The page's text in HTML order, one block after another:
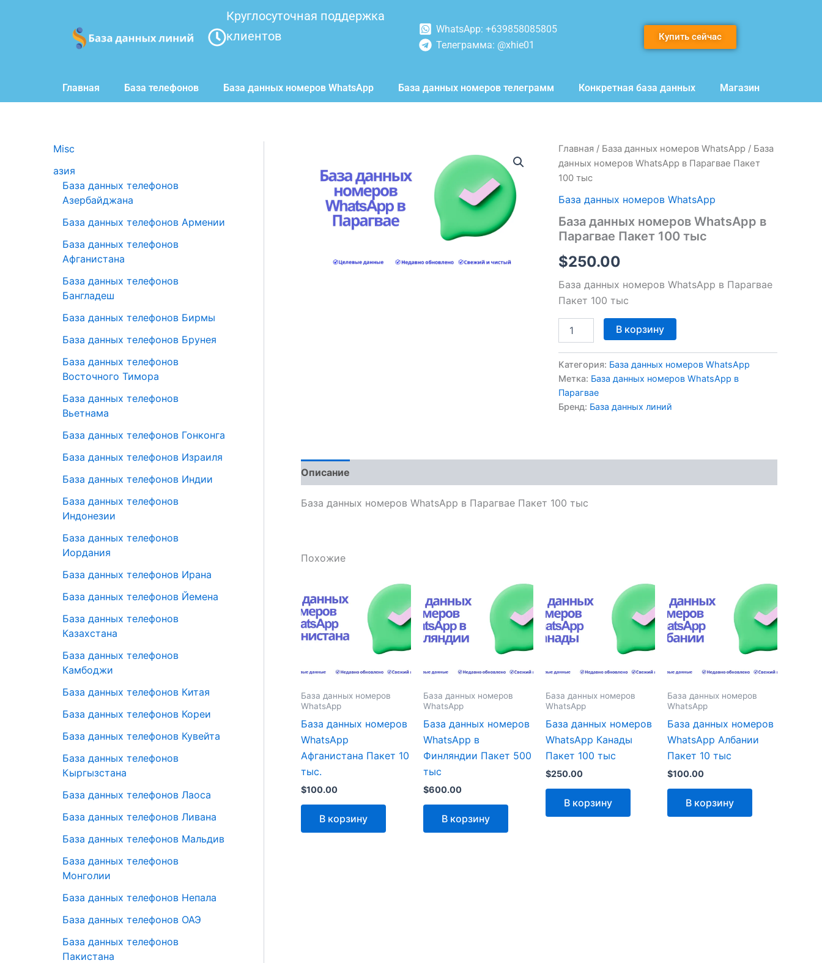
Круглосуточная поддержка
клиентов
WhatsApp: +639858085805
Телеграмма: @xhie01
Купить сейчас
Главная База телефонов База данных номеров WhatsApp База данных номеров телеграмм Конкретная база данных Магазин
Misc
азия
База данных телефонов
Азербайджана
База данных телефонов Армении
База данных телефонов
Афганистана
База данных телефонов
Бангладеш
База данных телефонов Бирмы
База данных телефонов Брунея
База данных телефонов
Восточного Тимора
База данных телефонов
Вьетнама
База данных телефонов Гонконга
База данных телефонов Израиля
База данных телефонов Индии
База данных телефонов
Индонезии
База данных телефонов
Иордания
База данных телефонов Ирана
База данных телефонов Йемена
База данных телефонов
Казахстана
База данных телефонов
Камбоджи
База данных телефонов Китая
База данных телефонов Кореи
База данных телефонов Кувейта
База данных телефонов
Кыргызстана
База данных телефонов Лаоса
База данных телефонов Ливана
База данных телефонов Мальдив
База данных телефонов
Монголии
База данных телефонов Непала
База данных телефонов ОАЭ
База данных телефонов
Пакистана
Главная / База данных номеров WhatsApp / База
данных номеров WhatsApp в Парагвае Пакет
100 тыс
База данных номеров WhatsApp
База данных номеров WhatsApp в
Парагвае Пакет 100 тыс
$250.00
База данных номеров WhatsApp в Парагвае
Пакет 100 тыс
Количество
База
данных
номеров
WhatsApp
в
Парагвае
Пакет
100
тыс
В корзину
Категория: База данных номеров WhatsApp
Метка: База данных номеров WhatsApp в
Парагвае
Бренд: База данных линий
Описание
База данных номеров WhatsApp в Парагвае Пакет 100 тыс
Похожие
База данных номеров
WhatsApp
База данных номеров
WhatsApp
Афганистана Пакет 10
тыс.
$100.00
В корзину
База данных номеров
WhatsApp
База данных номеров
WhatsApp в
Финляндии Пакет 500
тыс
$600.00
В корзину
База данных номеров
WhatsApp
База данных номеров
WhatsApp Канады
Пакет 100 тыс
$250.00
В корзину
База данных номеров
WhatsApp
База данных номеров
WhatsApp Албании
Пакет 10 тыс
$100.00
В корзину